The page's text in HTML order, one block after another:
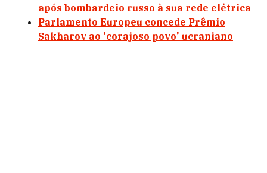
após bombardeio russo à sua rede elétrica
Parlamento Europeu concede Prêmio
Sakharov ao 'corajoso povo' ucraniano